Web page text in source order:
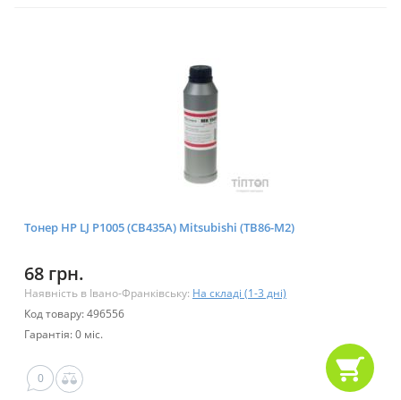
Тонер HP LJ P1005 (CB435A) Mitsubishi (TB86-M2)
68 грн.
Наявність в Івано-Франківську: На складі (1-3 дні)
Код товару: 496556
Гарантія: 0 міс.
0